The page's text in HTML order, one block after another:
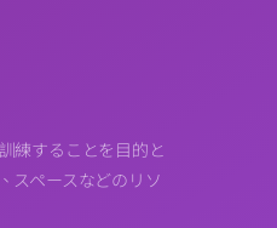
練することを目的と
スペースなどのリソ